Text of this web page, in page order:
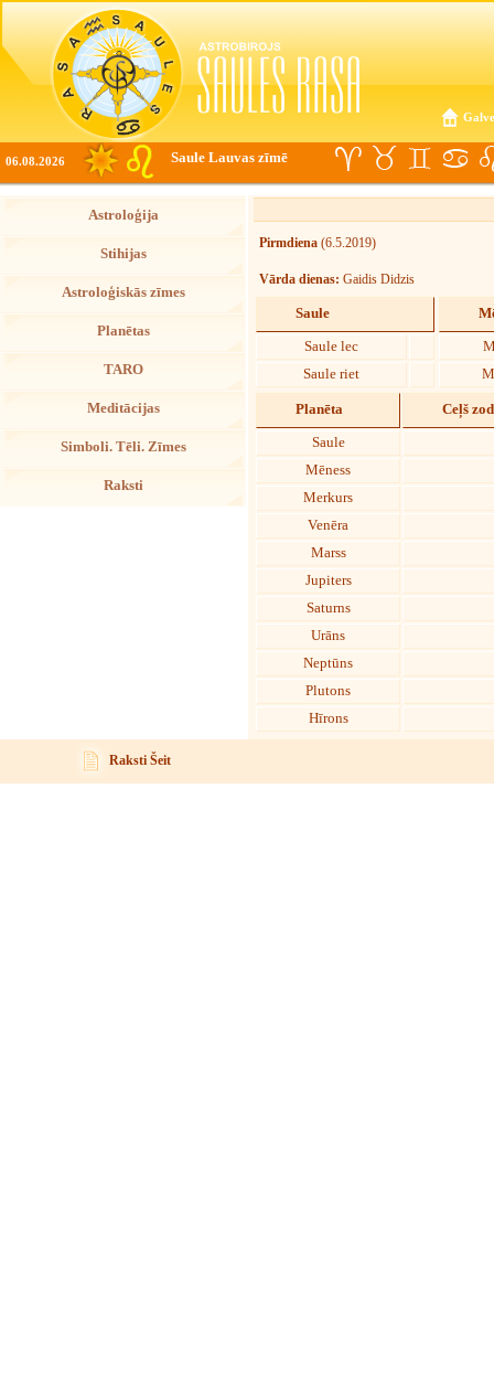
06.08.2026 Saule Lauvas zīmē
Astroloģija
Stihijas
Astroloģiskās zīmes
Planētas
TARO
Meditācijas
Simboli. Tēli. Zīmes
Raksti
Pirmdiena (6.5.2019)
Vārda dienas: Gaidis Didzis
Saule
Saule lec
Saule riet
Planēta Ceļš
Saule
Mēness
Merkurs
Venēra
Marss
Jupiters
Saturns
Urāns
Neptūns
Plutons
Hīrons
Raksti Šeit